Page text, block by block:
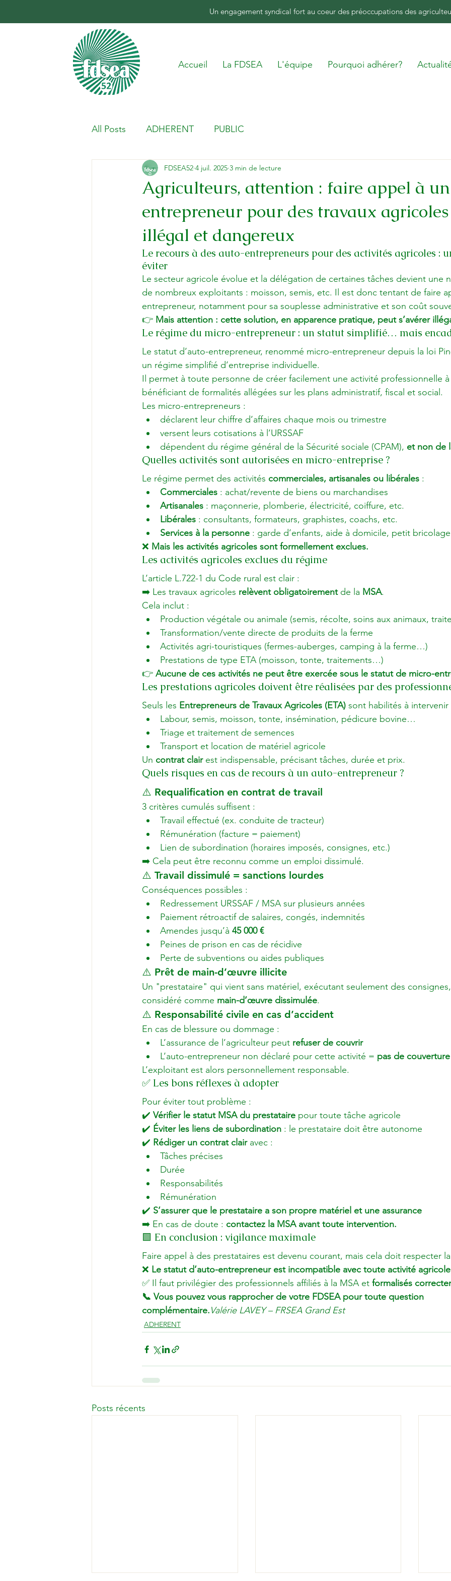
Un engagement syndical fort au coeur des préoccupations des
Accueil La FDSEA L'équipe Pourquoi adhérer?
All Posts ADHERENT PUBLIC
Agriculteurs, attention : faire appel à
entrepreneur pour des travaux
illégal et dangereux
FDSEA52 4 juil. 2025 3 min de lecture
Le recours à des auto-entrepreneurs pour des activités agricoles :
éviter
Le secteur agricole évolue et la délégation de certaines tâches devient une
de nombreux exploitants : moisson, semis, etc. Il est donc tentant de faire
entrepreneur, notamment pour sa souplesse administrative et son coût
👉 Mais attention : cette solution, en apparence pratique, peut s’avérer
Le régime du micro-entrepreneur : un statut simplifié… mais
Le statut d’auto-entrepreneur, renommé micro-entrepreneur depuis la loi
un régime simplifié d’entreprise individuelle.
Il permet à toute personne de créer facilement une activité professionnelle
bénéficiant de formalités allégées sur les plans administratif, fiscal et social.
Les micro-entrepreneurs :
déclarent leur chiffre d’affaires chaque mois ou trimestre
versent leurs cotisations à l’URSSAF
dépendent du régime général de la Sécurité sociale (CPAM), et non de
Quelles activités sont autorisées en micro-entreprise ?
Le régime permet des activités commerciales, artisanales ou libérales :
Commerciales : achat/revente de biens ou marchandises
Artisanales : maçonnerie, plomberie, électricité, coiffure, etc.
Libérales : consultants, formateurs, graphistes, coachs, etc.
Services à la personne : garde d’enfants, aide à domicile, petit
❌ Mais les activités agricoles sont formellement exclues.
Les activités agricoles exclues du régime
L’article L.722-1 du Code rural est clair :
➡️ Les travaux agricoles relèvent obligatoirement de la MSA.
Cela inclut :
Production végétale ou animale (semis, récolte, soins aux animaux,
Transformation/vente directe de produits de la ferme
Activités agri-touristiques (fermes-auberges, camping à la ferme…)
Prestations de type ETA (moisson, tonte, traitements…)
👉 Aucune de ces activités ne peut être exercée sous le statut de micro-
Les prestations agricoles doivent être réalisées par des
Seuls les Entrepreneurs de Travaux Agricoles (ETA) sont habilités à intervenir
Labour, semis, moisson, tonte, insémination, pédicure bovine…
Triage et traitement de semences
Transport et location de matériel agricole
Un contrat clair est indispensable, précisant tâches, durée et prix.
Quels risques en cas de recours à un auto-entrepreneur ?
⚠️ Requalification en contrat de travail
3 critères cumulés suffisent :
Travail effectué (ex. conduite de tracteur)
Rémunération (facture = paiement)
Lien de subordination (horaires imposés, consignes, etc.)
➡️ Cela peut être reconnu comme un emploi dissimulé.
⚠️ Travail dissimulé = sanctions lourdes
Conséquences possibles :
Redressement URSSAF / MSA sur plusieurs années
Paiement rétroactif de salaires, congés, indemnités
Amendes jusqu’à 45 000 €
Peines de prison en cas de récidive
Perte de subventions ou aides publiques
⚠️ Prêt de main-d’œuvre illicite
Un "prestataire" qui vient sans matériel, exécutant seulement des
considéré comme main-d’œuvre dissimulée.
⚠️ Responsabilité civile en cas d’accident
En cas de blessure ou dommage :
L’assurance de l’agriculteur peut refuser de couvrir
L’auto-entrepreneur non déclaré pour cette activité = pas de couverture
L’exploitant est alors personnellement responsable.
✅ Les bons réflexes à adopter
Pour éviter tout problème :
✔️ Vérifier le statut MSA du prestataire pour toute tâche agricole
✔️ Éviter les liens de subordination : le prestataire doit être autonome
✔️ Rédiger un contrat clair avec :
Tâches précises
Durée
Responsabilités
Rémunération
✔️ S’assurer que le prestataire a son propre matériel et une assurance
➡️ En cas de doute : contactez la MSA avant toute intervention.
🟩 En conclusion : vigilance maximale
Faire appel à des prestataires est devenu courant, mais cela doit respecter
❌ Le statut d’auto-entrepreneur est incompatible avec toute activité
✅ Il faut privilégier des professionnels affiliés à la MSA et formalisés
📞 Vous pouvez vous rapprocher de votre FDSEA pour toute question
complémentaire.Valérie LAVEY – FRSEA Grand Est
ADHERENT
Posts récents